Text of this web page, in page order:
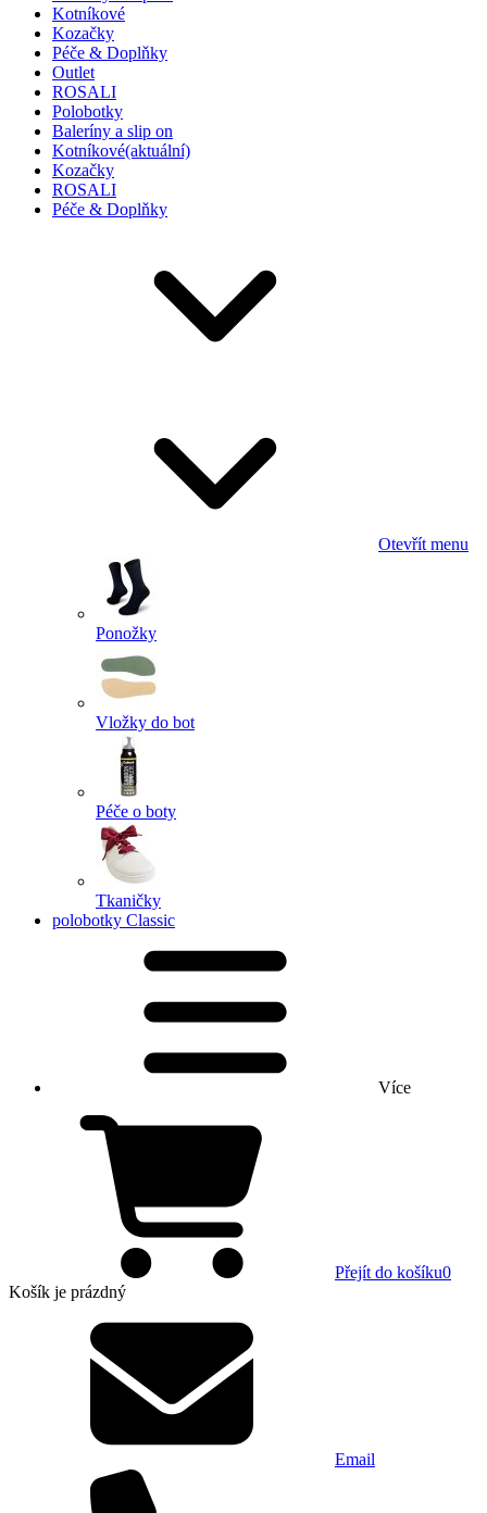
Kotníkové
Kozačky
Péče & Doplňky
Outlet
ROSALI
Polobotky
Baleríny a slip on
Kotníkové(aktuální)
Kozačky
ROSALI
Péče & Doplňky
Otevřít menu
Ponožky
Vložky do bot
Péče o boty
Tkaničky
polobotky Classic
Více
Přejít do košíku0
Košík je prázdný
Email